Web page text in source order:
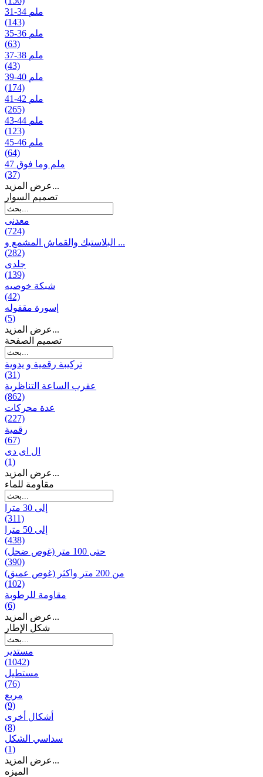
31-34 ملم
(143)
35-36 ملم
(63)
37-38 ملم
(43)
39-40 ملم
(174)
41-42 ملم
(265)
43-44 ملم
(123)
45-46 ملم
(64)
47 ملم وما فوق
(37)
عرض المزيد...
تصمیم السوار
معدنی
(724)
البلاستيك والقماش المشمع و ...
(282)
جلدی
(139)
شبكة خوصیه
(42)
إسورة مقفوله
(5)
عرض المزيد...
تصميم الصفحة
تركيبة رقمية و يدوية
(31)
عقرب الساعة التناظرية
(862)
عدة محركات
(227)
رقمية
(67)
ال ای دی
(1)
عرض المزيد...
مقاومة للماء
إلى 30 مترا
(311)
إلى 50 مترا
(438)
حتى 100 متر (غوص ضحل)
(390)
من 200 متر واکثر (غوص عميق)
(102)
مقاومة للرطوبة
(6)
عرض المزيد...
شكل الإطار
مستدير
(1042)
مستطيل
(76)
مربع
(9)
أشكال أخرى
(8)
سداسي الشكل
(1)
عرض المزيد...
المیزه